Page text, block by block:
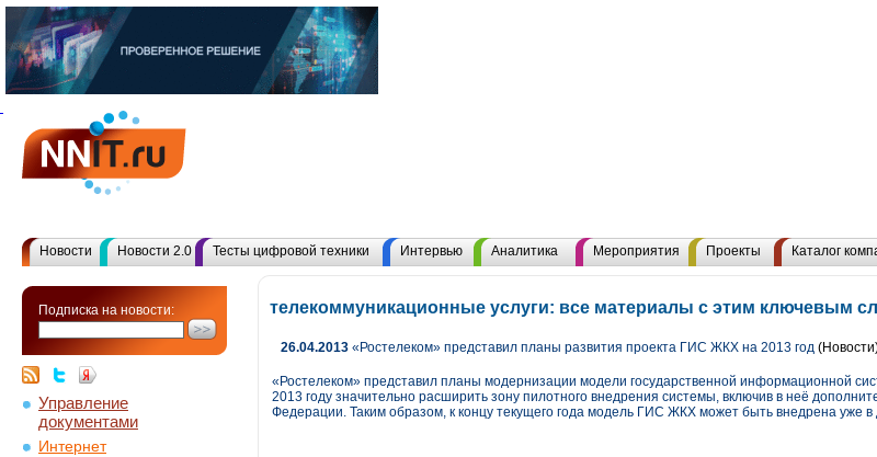
Новости Новости 2.0 Тесты цифровой техники Интервью Аналитика Мероприятия Проекты Каталог
Подписка на новости:
Управление
документами
Интернет
телекоммуникационные услуги: все материалы с этим ключевым
26.04.2013 «Ростелеком» представил планы развития проекта ГИС ЖКХ на 2013 год
«Ростелеком» представил планы модернизации модели государственной информационной
2013 году значительно расширить зону пилотного внедрения системы, включив в неё
Федерации. Таким образом, к концу текущего года модель ГИС ЖКХ может быть внедрена уже в